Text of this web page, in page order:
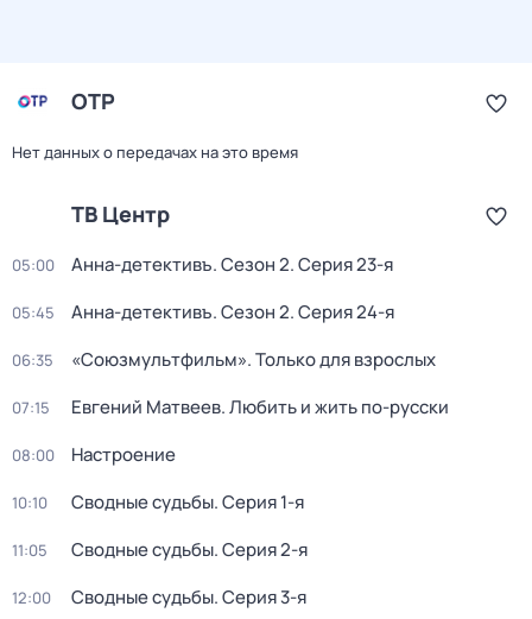
ОТР
Нет данных о передачах на это время
ТВ Центр
05:00 Анна-детективъ. Сезон 2. Серия 23-я
05:45 Анна-детективъ. Сезон 2. Серия 24-я
06:35 «Союзмультфильм». Только для взрослых
07:15 Евгений Матвеев. Любить и жить по-русски
08:00 Настроение
10:10 Сводные судьбы. Серия 1-я
11:05 Сводные судьбы. Серия 2-я
12:00 Сводные судьбы. Серия 3-я